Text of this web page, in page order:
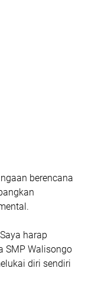
berencana
harap
SMP Walisongo
diri sendiri